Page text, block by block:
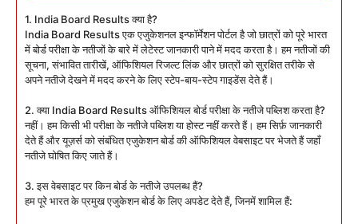
1. India Board Results क्या है?
India Board Results एक एजुकेशनल इन्फॉर्मेशन पोर्टल है जो छात्रों को पूरे भारत
में बोर्ड परीक्षा के नतीजों के बारे में लेटेस्ट जानकारी पाने में मदद करता है। हम नतीजों की
सूचना, संभावित तारीखें, ऑफिशियल रिजल्ट लिंक और छात्रों को सुरक्षित तरीके से
अपने नतीजे देखने में मदद करने के लिए स्टेप-बाय-स्टेप गाइडेंस देते हैं।
2. क्या India Board Results ऑफिशियल बोर्ड परीक्षा के नतीजे पब्लिश करता है?
नहीं। हम किसी भी परीक्षा के नतीजे पब्लिश या होस्ट नहीं करते हैं। हम सिर्फ़ जानकारी
देते हैं और यूज़र्स को संबंधित एजुकेशन बोर्ड की ऑफिशियल वेबसाइट पर भेजते हैं जहाँ
नतीजे घोषित किए जाते हैं।
3. इस वेबसाइट पर किन बोर्ड के नतीजे उपलब्ध हैं?
हम पूरे भारत के प्रमुख एजुकेशन बोर्ड के लिए अपडेट देते हैं, जिनमें शामिल हैं: